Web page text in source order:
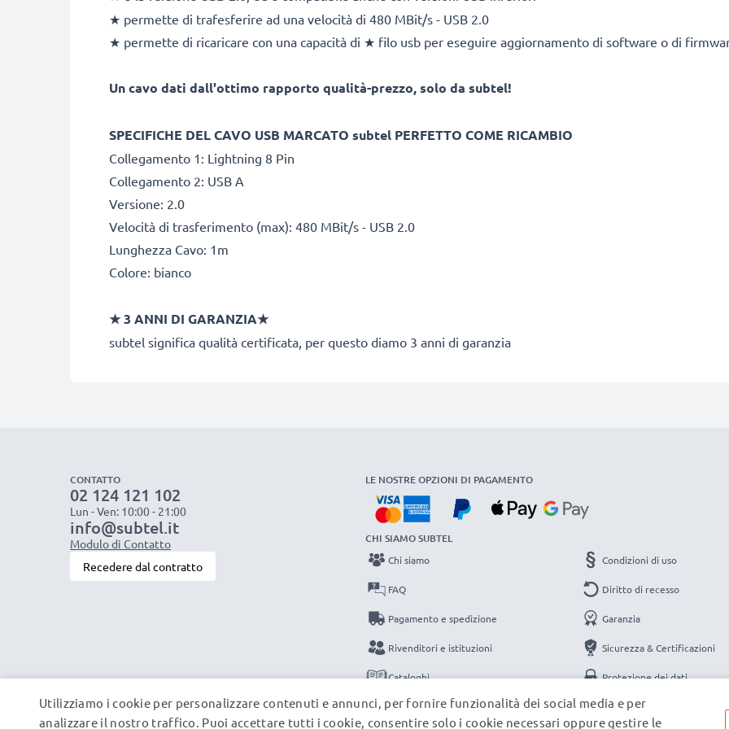
★ permette di trafesferire ad una velocità di 480 MBit/s - USB 2.0
★ permette di ricaricare con una capacità di ★ filo usb per eseguire aggiornamento di software o di
Un cavo dati dall'ottimo rapporto qualità-prezzo, solo da subtel!
SPECIFICHE DEL CAVO USB MARCATO subtel PERFETTO COME RICAMBIO
Collegamento 1: Lightning 8 Pin
Collegamento 2: USB A
Versione: 2.0
Velocità di trasferimento (max): 480 MBit/s - USB 2.0
Lunghezza Cavo: 1m
Colore: bianco
★ 3 ANNI DI GARANZIA★
subtel significa qualità certificata, per questo diamo 3 anni di garanzia
CONTATTO
02 124 121 102
Lun - Ven: 10:00 - 21:00
info@subtel.it
Modulo di Contatto
Recedere dal contratto
LE NOSTRE OPZIONI DI PAGAMENTO
CHI SIAMO SUBTEL
Chi siamo
FAQ
Pagamento e spedizione
Rivenditori e istituzioni
Cataloghi
Contatti
Condizioni di uso
Diritto di recesso
Garanzia
Sicurezza & Certificazioni
Protezione dei dati
Note legali
Utilizziamo i cookie per personalizzare contenuti e annunci, per fornire funzionalità dei social media e per
analizzare il nostro traffico. Puoi accettare tutti i cookie, consentire solo i cookie necessari oppure gestire le